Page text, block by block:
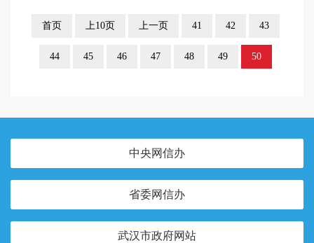
首页 上10页 上一页 41 42 43
44 45 46 47 48 49 50
中央网信办
省委网信办
武汉市政府网站